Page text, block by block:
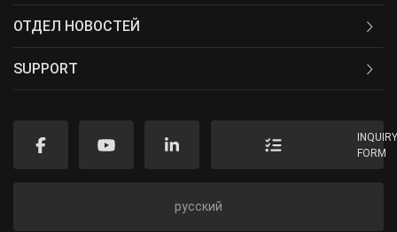
ОТДЕЛ НОВОСТЕЙ
SUPPORT
FORM
русский